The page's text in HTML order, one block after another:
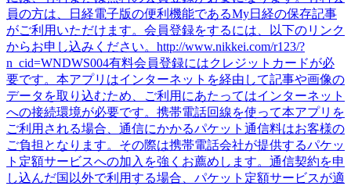
員の方は、日経電子版の便利機能であるMy日経の保存記事
がご利用いただけます。会員登録をするには、以下のリンク
からお申し込みください。http://www.nikkei.com/r123/?
n_cid=WNDWS004有料会員登録にはクレジットカードが必
要です。本アプリはインターネットを経由して記事や画像の
データを取り込むため、ご利用にあたってはインターネット
への接続環境が必要です。携帯電話回線を使って本アプリを
ご利用される場合、通信にかかるパケット通信料はお客様の
ご負担となります。その際は携帯電話会社が提供するパケッ
ト定額サービスへの加入を強くお薦めします。通信契約を申
し込んだ国以外で利用する場合、パケット定額サービスが適